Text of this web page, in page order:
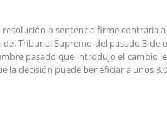
o sentencia firme
Tribunal Supremo del pasado 3
pasado que introdujo el cambio
la decisión puede beneficiar a unos